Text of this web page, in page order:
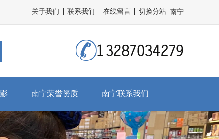
关于我们 联系我们 在线留言 南宁
切换分站
南宁荣誉资质 南宁联系我们